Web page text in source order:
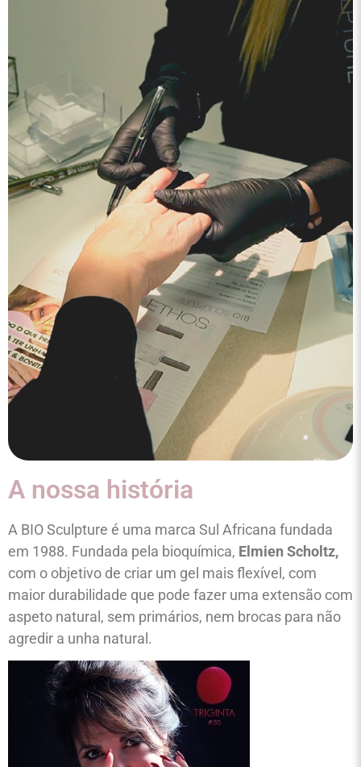
A nossa história
A BIO Sculpture é uma marca Sul Africana fundada
em 1988. Fundada pela bioquímica, Elmien Scholtz,
com o objetivo de criar um gel mais flexível, com
maior durabilidade que pode fazer uma extensão com
aspeto natural, sem primários, nem brocas para não
agredir a unha natural.